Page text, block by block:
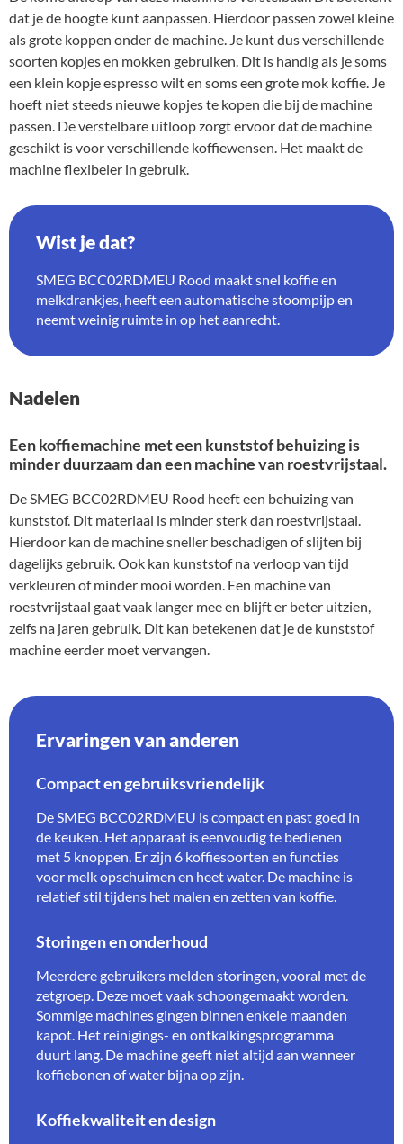
dat je de hoogte kunt aanpassen. Hierdoor passen zowel kleine
als grote koppen onder de machine. Je kunt dus verschillende
soorten kopjes en mokken gebruiken. Dit is handig als je soms
een klein kopje espresso wilt en soms een grote mok koffie. Je
hoeft niet steeds nieuwe kopjes te kopen die bij de machine
passen. De verstelbare uitloop zorgt ervoor dat de machine
geschikt is voor verschillende koffiewensen. Het maakt de
machine flexibeler in gebruik.
Wist je dat?
SMEG BCC02RDMEU Rood maakt snel koffie en
melkdrankjes, heeft een automatische stoompijp en
neemt weinig ruimte in op het aanrecht.
Nadelen
Een koffiemachine met een kunststof behuizing is
minder duurzaam dan een machine van roestvrijstaal.
De SMEG BCC02RDMEU Rood heeft een behuizing van
kunststof. Dit materiaal is minder sterk dan roestvrijstaal.
Hierdoor kan de machine sneller beschadigen of slijten bij
dagelijks gebruik. Ook kan kunststof na verloop van tijd
verkleuren of minder mooi worden. Een machine van
roestvrijstaal gaat vaak langer mee en blijft er beter uitzien,
zelfs na jaren gebruik. Dit kan betekenen dat je de kunststof
machine eerder moet vervangen.
Ervaringen van anderen
Compact en gebruiksvriendelijk
De SMEG BCC02RDMEU is compact en past goed in
de keuken. Het apparaat is eenvoudig te bedienen
met 5 knoppen. Er zijn 6 koffiesoorten en functies
voor melk opschuimen en heet water. De machine is
relatief stil tijdens het malen en zetten van koffie.
Storingen en onderhoud
Meerdere gebruikers melden storingen, vooral met de
zetgroep. Deze moet vaak schoongemaakt worden.
Sommige machines gingen binnen enkele maanden
kapot. Het reinigings- en ontkalkingsprogramma
duurt lang. De machine geeft niet altijd aan wanneer
koffiebonen of water bijna op zijn.
Koffiekwaliteit en design